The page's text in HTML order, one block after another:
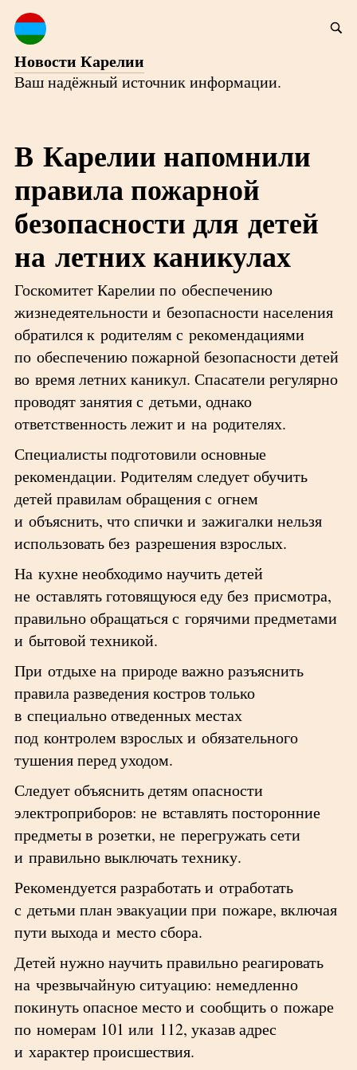
Новости Карелии
Ваш надёжный источник информации.
В Карелии напомнили
правила пожарной
безопасности для детей
на летних каникулах
Госкомитет Карелии по обеспечению
жизнедеятельности и безопасности населения
обратился к родителям с рекомендациями
по обеспечению пожарной безопасности детей
во время летних каникул. Спасатели регулярно
проводят занятия с детьми, однако
ответственность лежит и на родителях.
Специалисты подготовили основные
рекомендации. Родителям следует обучить
детей правилам обращения с огнем
и объяснить, что спички и зажигалки нельзя
использовать без разрешения взрослых.
На кухне необходимо научить детей
не оставлять готовящуюся еду без присмотра,
правильно обращаться с горячими предметами
и бытовой техникой.
При отдыхе на природе важно разъяснить
правила разведения костров только
в специально отведенных местах
под контролем взрослых и обязательного
тушения перед уходом.
Следует объяснить детям опасности
электроприборов: не вставлять посторонние
предметы в розетки, не перегружать сети
и правильно выключать технику.
Рекомендуется разработать и отработать
с детьми план эвакуации при пожаре, включая
пути выхода и место сбора.
Детей нужно научить правильно реагировать
на чрезвычайную ситуацию: немедленно
покинуть опасное место и сообщить о пожаре
по номерам 101 или 112, указав адрес
и характер происшествия.